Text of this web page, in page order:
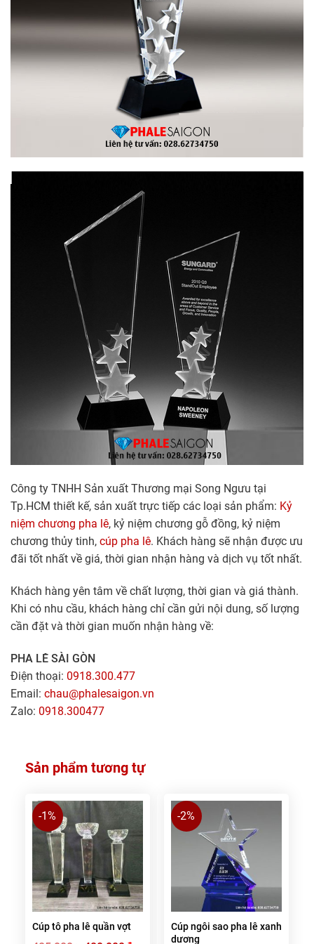
Công ty TNHH Sản xuất Thương mại Song Ngưu tại
Tp.HCM thiết kế, sản xuất trực tiếp các loại sản phẩm: Kỷ
niệm chương pha lê, kỷ niệm chương gỗ đồng, kỷ niệm
chương thủy tinh, cúp pha lê. Khách hàng sẽ nhận được ưu
đãi tốt nhất về giá, thời gian nhận hàng và dịch vụ tốt nhất.
Khách hàng yên tâm về chất lượng, thời gian và giá thành.
Khi có nhu cầu, khách hàng chỉ cần gửi nội dung, số lượng
cần đặt và thời gian muốn nhận hàng về:
PHA LÊ SÀI GÒN
Điện thoại: 0918.300.477
Email: chau@phalesaigon.vn
Zalo: 0918.300477
Sản phẩm tương tự
-1%
Cúp tô pha lê quần vợt
-2%
Cúp ngôi sao pha lê xanh
dương